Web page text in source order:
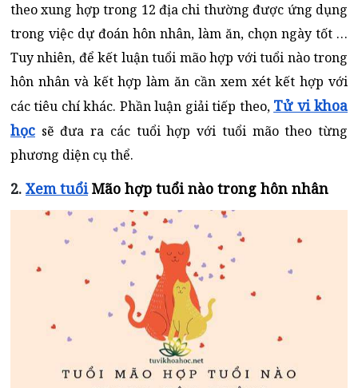
theo xung hợp trong 12 địa chi thường được ứng dụng
trong việc dự đoán hôn nhân, làm ăn, chọn ngày tốt …
Tuy nhiên, để kết luận tuổi mão hợp với tuổi nào trong
hôn nhân và kết hợp làm ăn cần xem xét kết hợp với
các tiêu chí khác. Phần luận giải tiếp theo, Tử vi khoa
học sẽ đưa ra các tuổi hợp với tuổi mão theo từng
phương diện cụ thể.
2. Xem tuổiMão hợp tuổi nào trong hôn nhân